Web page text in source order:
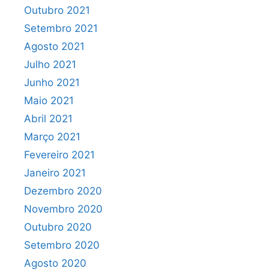
Outubro 2021
Setembro 2021
Agosto 2021
Julho 2021
Junho 2021
Maio 2021
Abril 2021
Março 2021
Fevereiro 2021
Janeiro 2021
Dezembro 2020
Novembro 2020
Outubro 2020
Setembro 2020
Agosto 2020